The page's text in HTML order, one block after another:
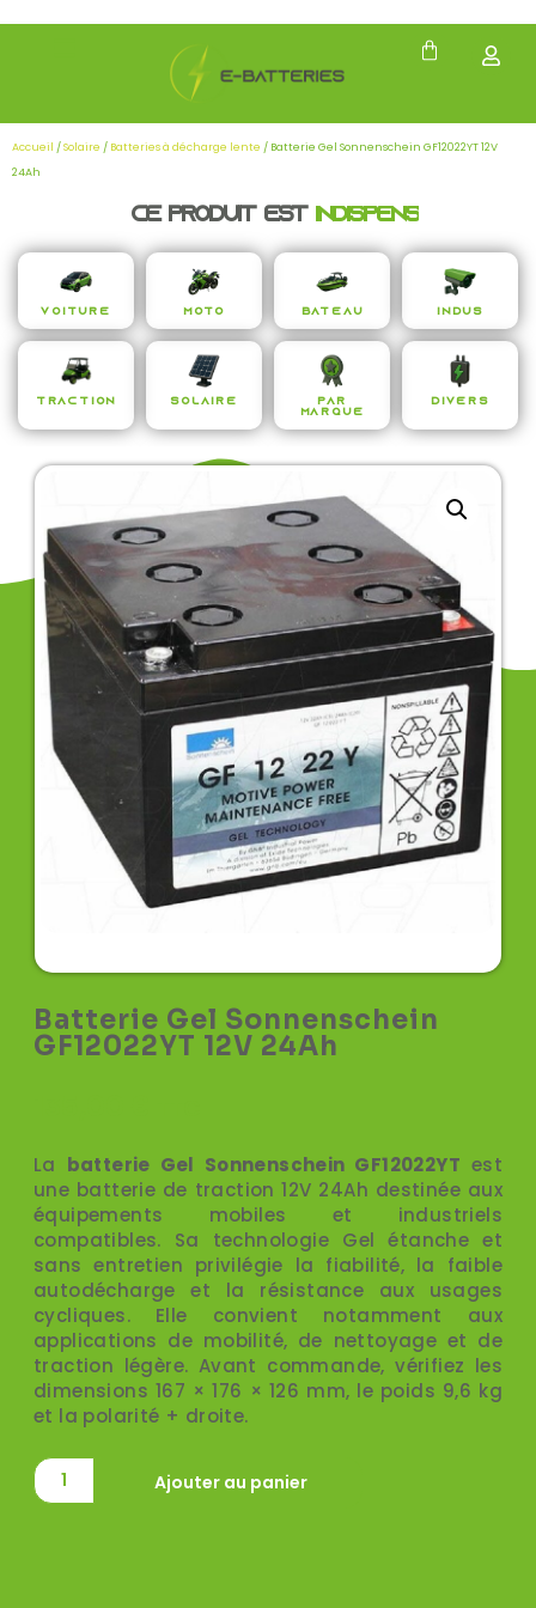
Accueil /Solaire / Batteries à décharge lente / Batterie Gel Sonnenschein GF12022YT 12V
24Ah
Ce produit estindispensabl
Voiture Moto Bateau Indus
Traction Solaire
Par
Marque
Divers
Batterie Gel Sonnenschein
GF12022YT 12V 24Ah
La batterie Gel Sonnenschein GF12022YT est
une batterie de traction 12V 24Ah destinée aux
équipements mobiles et industriels
compatibles. Sa technologie Gel étanche et
sans entretien privilégie la fiabilité, la faible
autodécharge et la résistance aux usages
cycliques. Elle convient notamment aux
applications de mobilité, de nettoyage et de
traction légère. Avant commande, vérifiez les
dimensions 167 × 176 × 126 mm, le poids 9,6 kg
et la polarité + droite.
Ajouter au panier